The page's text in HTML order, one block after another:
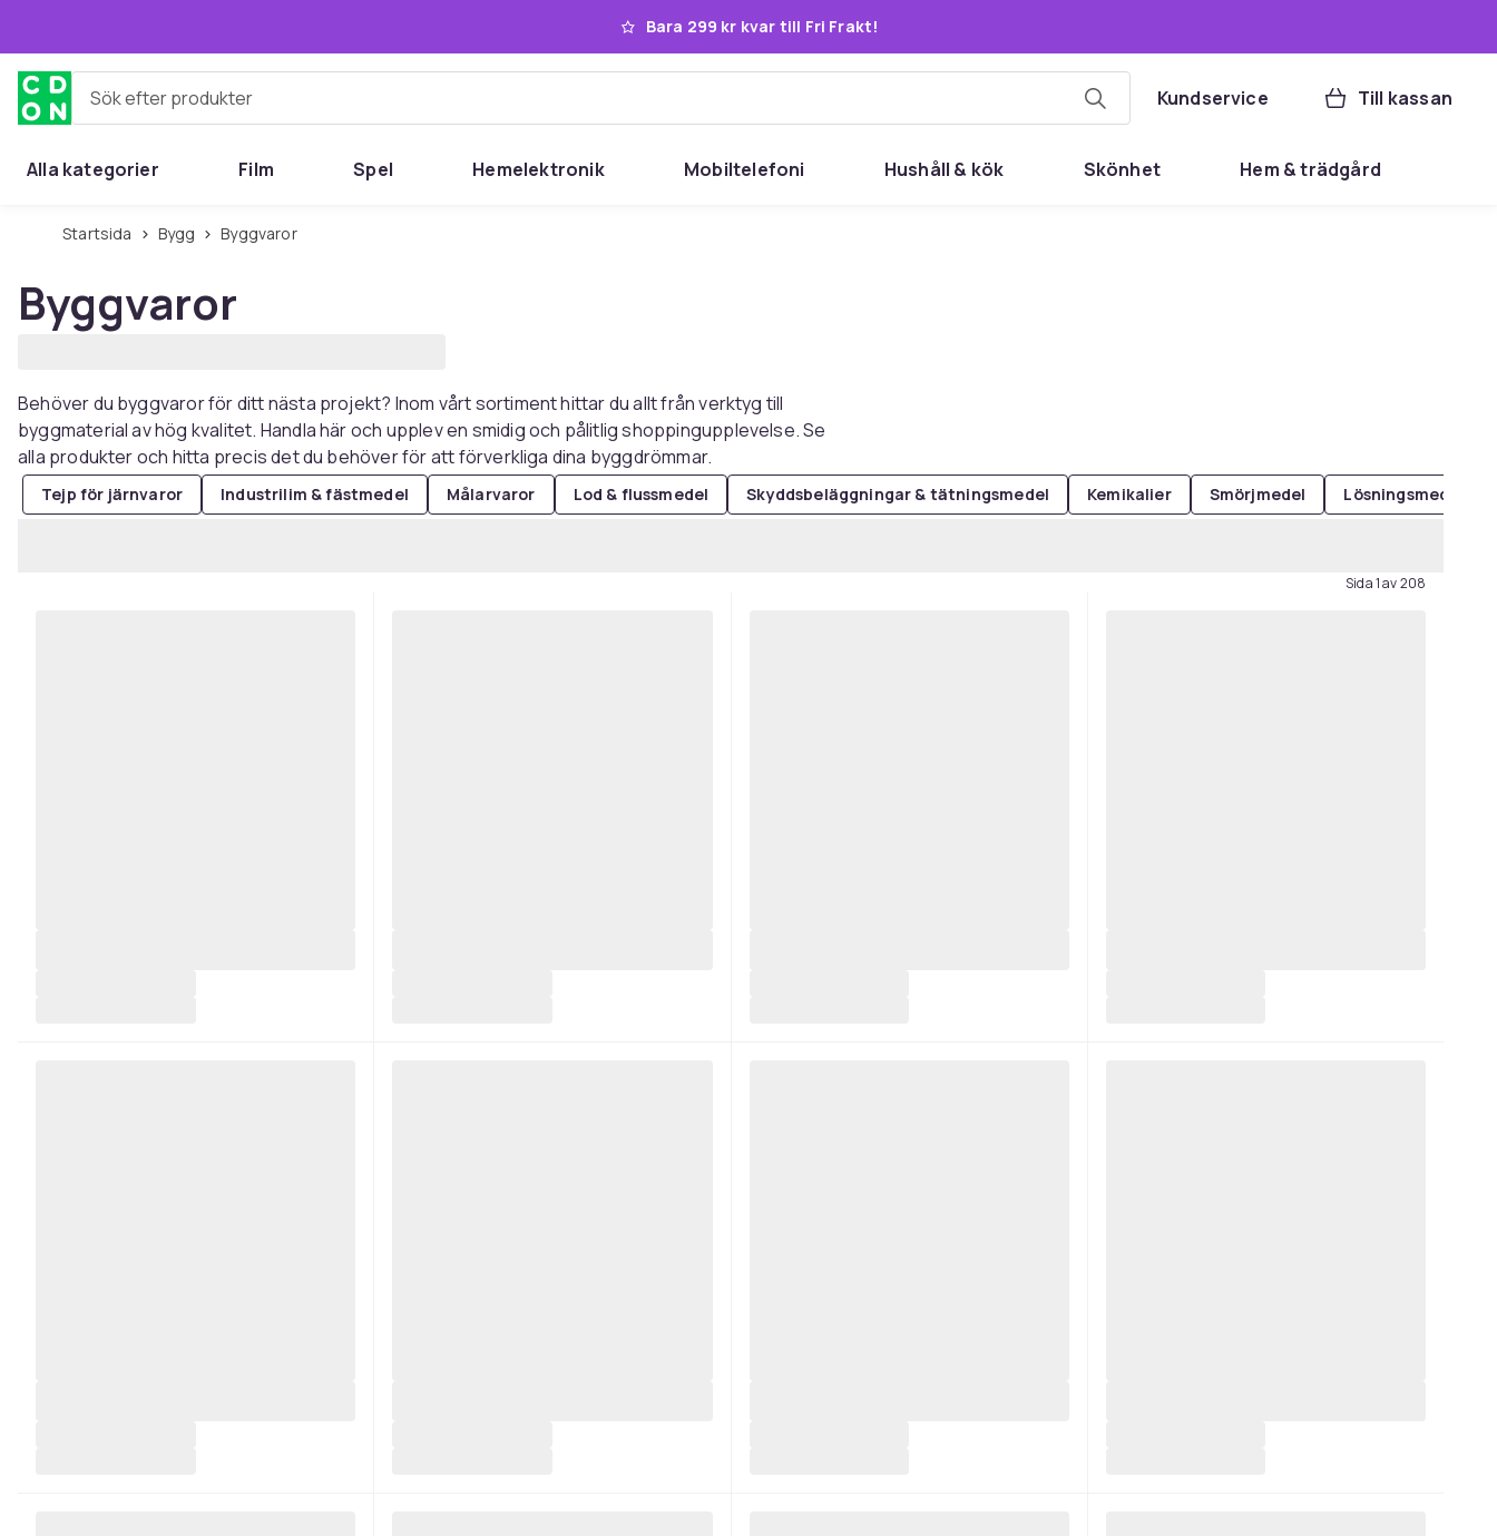
Bara 299 kr kvar till Fri Frakt!
Sök efter produkter Kundservice Till kassan
Alla kategorier Film Spel Hemelektronik Mobiltelefoni Hushåll & kök Skönhet Hem & trädgård
Startsida Bygg Byggvaror
Byggvaror
Behöver du byggvaror för ditt nästa projekt? Inom vårt sortiment hittar du allt från verktyg till
byggmaterial av hög kvalitet. Handla här och upplev en smidig och pålitlig shoppingupplevelse. Se
alla produkter och hitta precis det du behöver för att förverkliga dina byggdrömmar.
Tejp för järnvaror Industrilim & fästmedel Målarvaror Lod & flussmedel Skyddsbeläggningar & tätningsmedel Kemikalier Smörjmedel Lösningsmedel,
Sida 1 av 208